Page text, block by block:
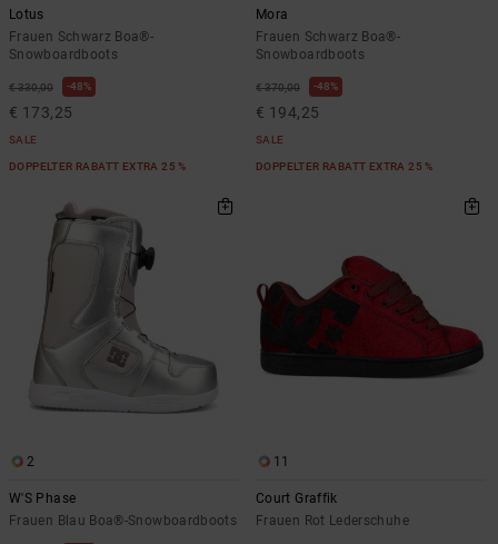
Lotus
Frauen Schwarz Boa®-
Snowboardboots
€ 330,00 48%
€ 173,25
SALE
DOPPELTER RABATT EXTRA 25 %
Mora
Frauen Schwarz Boa®-
Snowboardboots
€ 370,00 48%
€ 194,25
SALE
DOPPELTER RABATT EXTRA 25 %
2
W'S Phase
Frauen Blau Boa®-Snowboardboots
11
Court Graffik
Frauen Rot Lederschuhe